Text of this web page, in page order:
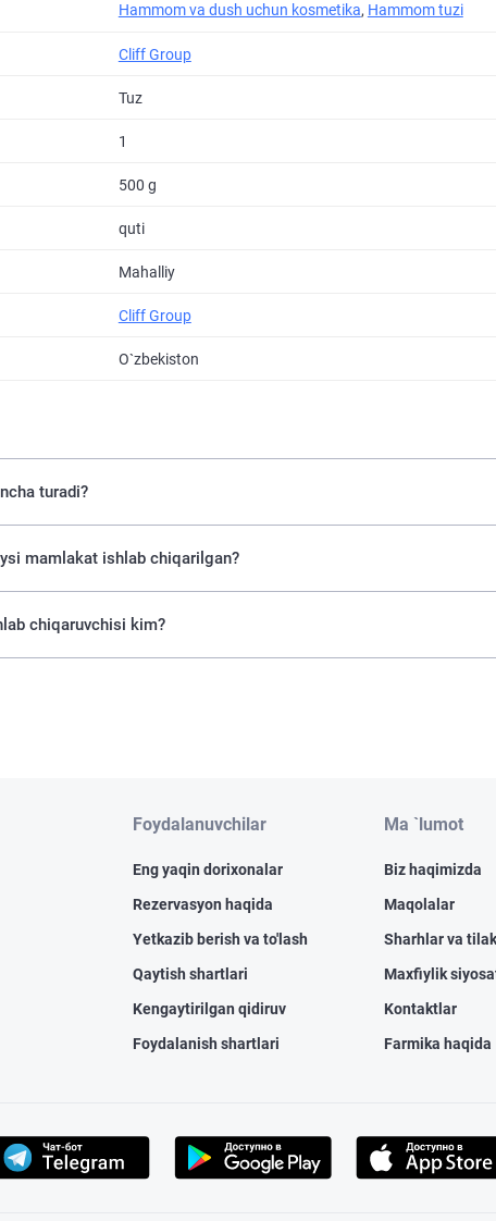
Hammom va dush uchun kosmetika, Hammom tuzi
Cliff Group
Tuz
1
500 g
quti
Mahalliy
Cliff Group
O`zbekiston
turadi?
mamlakat ishlab chiqarilgan?
chiqaruvchisi kim?
Foydalanuvchilar
Eng yaqin dorixonalar
Rezervasyon haqida
Yetkazib berish va to'lash
Qaytish shartlari
Kengaytirilgan qidiruv
Foydalanish shartlari
Ma `lumot
Biz haqimizda
Maqolalar
Sharhlar va
Maxfiylik
Kontaktlar
Farmika haqida